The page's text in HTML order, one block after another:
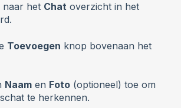
naar het Chat overzicht in het
Toevoegen knop bovenaan het
Naam en Foto (optioneel) toe om
te herkennen.